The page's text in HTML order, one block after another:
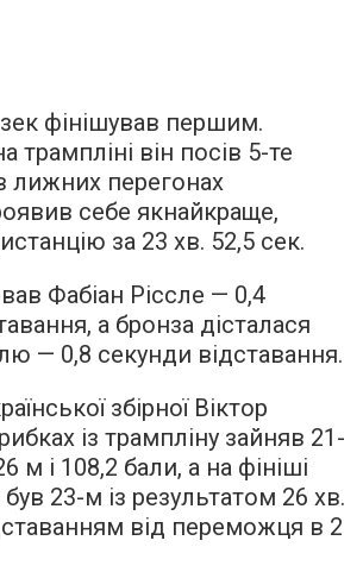
фінішував першим.
трампліні він посів 5-те
лижних перегонах
себе якнайкраще,
за 23 хв. 52,5 сек.
Фабіан Ріссле — 0,4
а бронза дісталася
— 0,8 секунди відставання.
збірної Віктор
із трампліну зайняв 21-
м і 108,2 бали, а на фініші
23-м із результатом 26 хв.
від переможця в 2